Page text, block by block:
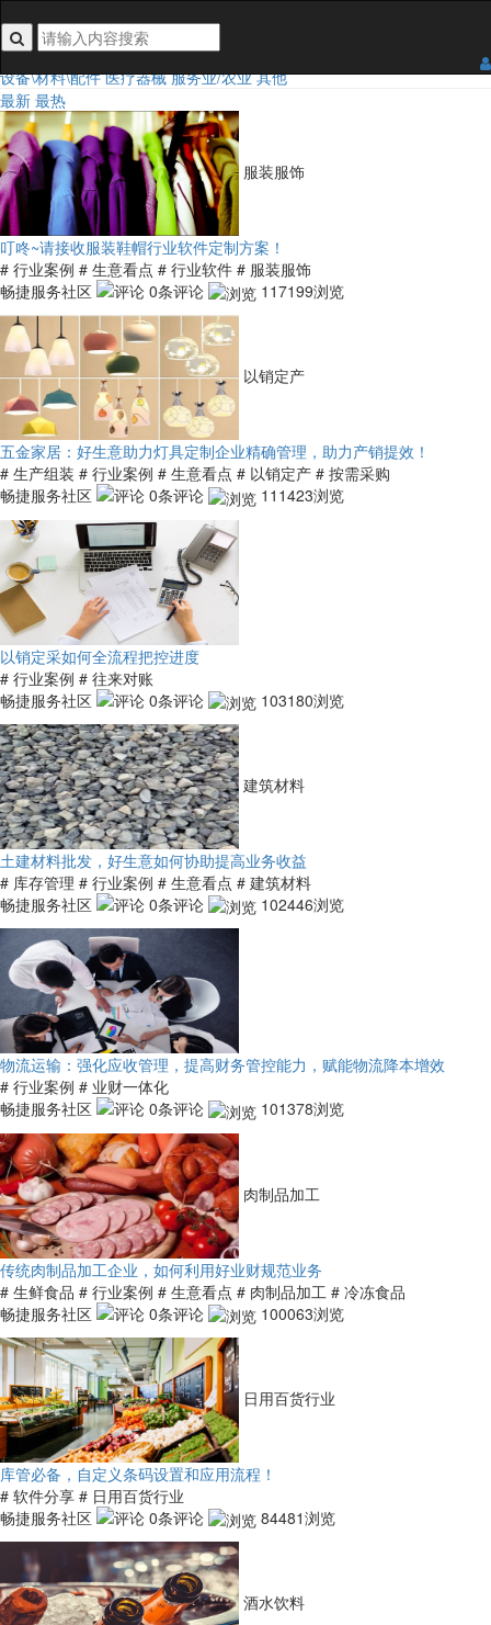
行业类目：
全部 食品日用百货3C/手机/家电
汽车及配件
设备\材料\配件医疗器械服务业/农业其他
最新 最热
服装服饰
叮咚~请接收服装鞋帽行业软件定制方案！
# 行业案例 # 生意看点 # 行业软件 # 服装服饰
畅捷服务社区
0条评论 117199浏览
以销定产
五金家居：好生意助力灯具定制企业精确管理，助力产销提效！
# 生产组装 # 行业案例 # 生意看点 # 以销定产 # 按需采购
畅捷服务社区
0条评论 111423浏览
以销定采如何全流程把控进度
# 行业案例 # 往来对账
畅捷服务社区
0条评论 103180浏览
建筑材料
土建材料批发，好生意如何协助提高业务收益
# 库存管理 # 行业案例 # 生意看点 # 建筑材料
畅捷服务社区
0条评论 102446浏览
物流运输：强化应收管理，提高财务管控能力，赋能物流降本增效
# 行业案例 # 业财一体化
畅捷服务社区
0条评论 101378浏览
肉制品加工
传统肉制品加工企业，如何利用好业财规范业务
# 生鲜食品 # 行业案例 # 生意看点 # 肉制品加工 # 冷冻食品
畅捷服务社区
0条评论 100063浏览
日用百货行业
库管必备，自定义条码设置和应用流程！
# 软件分享 # 日用百货行业
畅捷服务社区
0条评论 84481浏览
酒水饮料